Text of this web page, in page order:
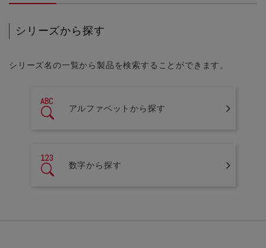
シリーズから探す
シリーズ名の一覧から製品を検索することができます。
アルファベットから探す
数字から探す